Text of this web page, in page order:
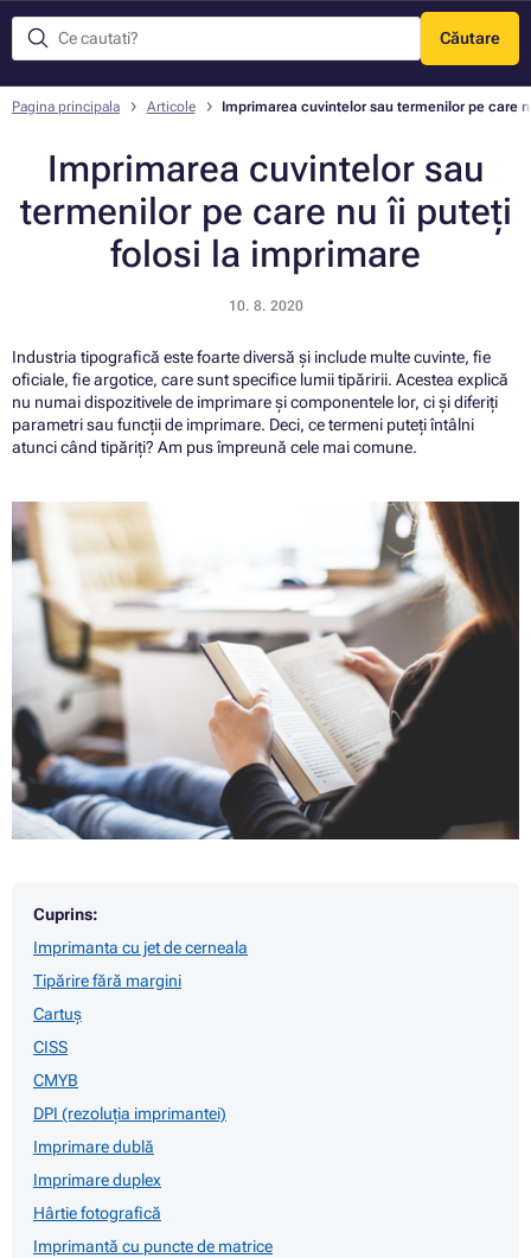
Căutare
Meniu
Pagina principala Articole Imprimarea cuvintelor sau termenilor pe care
Imprimarea cuvintelor sau
termenilor pe care nu îi puteți
folosi la imprimare
10. 8. 2020
Industria tipografică este foarte diversă și include multe cuvinte, fie
oficiale, fie argotice, care sunt specifice lumii tipăririi. Acestea explică
nu numai dispozitivele de imprimare și componentele lor, ci și diferiți
parametri sau funcții de imprimare. Deci, ce termeni puteți întâlni
atunci când tipăriți? Am pus împreună cele mai comune.
Cuprins:
Imprimanta cu jet de cerneala
Tipărire fără margini
Cartuș
CISS
CMYB
DPI (rezoluția imprimantei)
Imprimare dublă
Imprimare duplex
Hârtie fotografică
Imprimantă cu puncte de matrice